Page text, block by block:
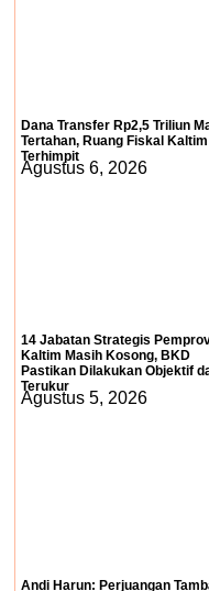
Dana Transfer Rp2,5 Triliun
Tertahan, Ruang Fiskal
Terhimpit
Agustus 6, 2026
14 Jabatan Strategis
Kaltim Masih Kosong, BKD
Pastikan Dilakukan Objektif
Terukur
Agustus 5, 2026
Andi Harun: Perjuangan